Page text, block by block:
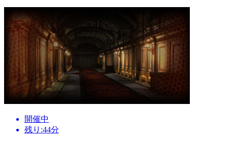
開催中
残り:44分